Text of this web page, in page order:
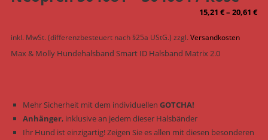
15,21€–20,61€
inkl. MwSt. (differenzbesteuert nach §25a UStG.) zzgl. Versandkosten
Max & Molly Hundehalsband Smart ID Halsband Matrix 2.0
Mehr Sicherheit mit dem individuellen GOTCHA!
Anhänger, inklusive an jedem dieser Halsbänder
Ihr Hund ist einzigartig! Zeigen Sie es allen mit diesen besonderen